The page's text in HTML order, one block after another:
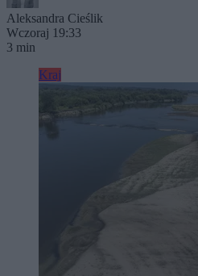
Aleksandra Cieślik
Wczoraj 19:33
3 min
Kraj